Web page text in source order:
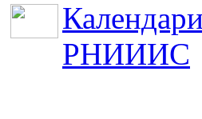
Календари
РНИИИС